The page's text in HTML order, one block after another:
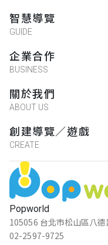
Popworld
105056 台北市松山區八
02-2597-9725
智慧導覽
GUIDE
企業合作
BUSINESS
關於我們
ABOUT US
創建導覽／遊戲
CREATE